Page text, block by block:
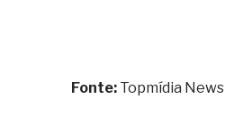
Fonte: Topmídia News